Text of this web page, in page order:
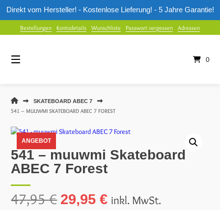
Direkt vom Hersteller! - Kostenlose Lieferung! - 5 Jahre Garantie!
zum
Bestellungen Kontodetails Wunschliste Passwort vergessen Adressen
0
MUUWMI
SHOP
SKATEBOARD ABEC 7
541 – MUUWMI SKATEBOARD ABEC 7 FOREST
ANGEBOT
541 – muuwmi Skateboard
ABEC 7 Forest
47,95€ Ursprünglicher
29,95€Aktueller
inkl. MwSt.